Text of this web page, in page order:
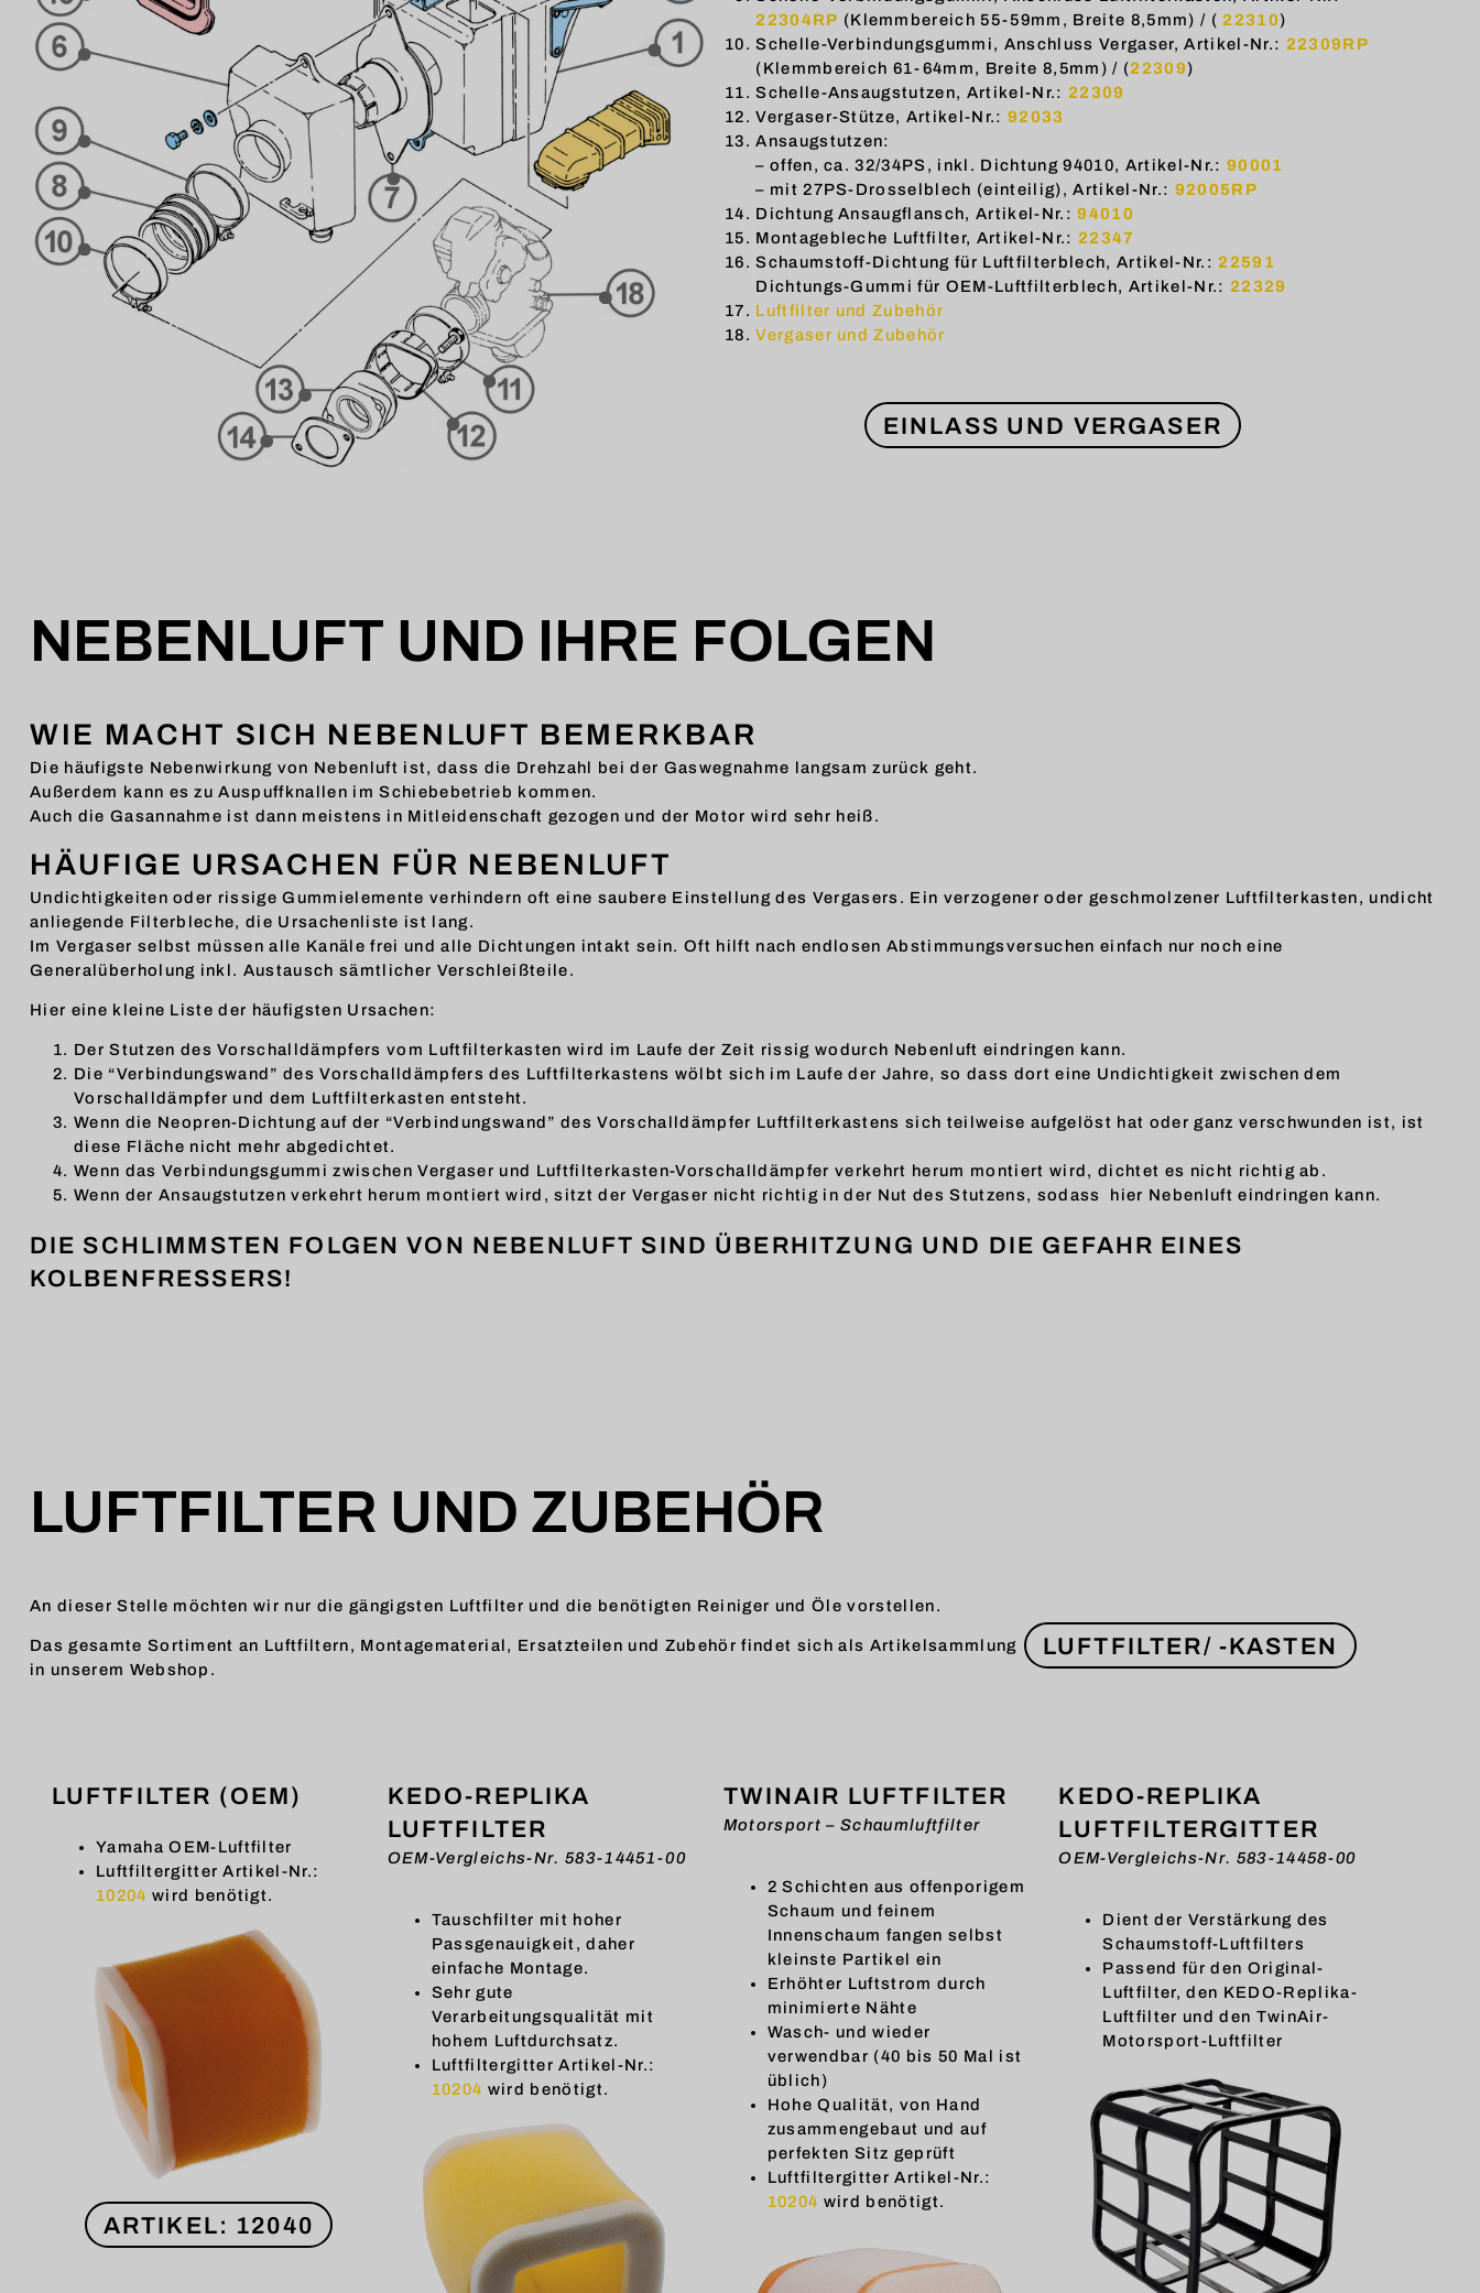
22304RP (Klemmbereich 55-59mm, Breite 8,5mm) / ( 22310)
Schelle-Verbindungsgummi, Anschluss Vergaser, Artikel-Nr.: 22309RP
(Klemmbereich 61-64mm, Breite 8,5mm) / (22309)
Schelle-Ansaugstutzen, Artikel-Nr.: 22309
Vergaser-Stütze, Artikel-Nr.:92033
Ansaugstutzen:
– offen, ca. 32/34PS, inkl. Dichtung 94010, Artikel-Nr.:90001
– mit 27PS-Drosselblech (einteilig), Artikel-Nr.: 92005RP
Dichtung Ansaugflansch, Artikel-Nr.:94010
Montagebleche Luftfilter, Artikel-Nr.: 22347
Schaumstoff-Dichtung für Luftfilterblech, Artikel-Nr.: 22591
Dichtungs-Gummi für OEM-Luftfilterblech, Artikel-Nr.: 22329
Luftfilter und Zubehör
Vergaser und Zubehör
EINLASS UND VERGASER
NEBENLUFT UND IHRE FOLGEN
WIE MACHT SICH NEBENLUFT BEMERKBAR
Die häufigste Nebenwirkung von Nebenluft ist, dass die Drehzahl bei der Gaswegnahme langsam zurück geht.
Außerdem kann es zu Auspuffknallen im Schiebebetrieb kommen.
Auch die Gasannahme ist dann meistens in Mitleidenschaft gezogen und der Motor wird sehr heiß.
HÄUFIGE URSACHEN FÜR NEBENLUFT
Undichtigkeiten oder rissige Gummielemente verhindern oft eine saubere Einstellung des Vergasers. Ein verzogener oder geschmolzener Luftfilterkasten, undicht
anliegende Filterbleche, die Ursachenliste ist lang.
Im Vergaser selbst müssen alle Kanäle frei und alle Dichtungen intakt sein. Oft hilft nach endlosen Abstimmungsversuchen einfach nur noch eine
Generalüberholung inkl. Austausch sämtlicher Verschleißteile.
Hier eine kleine Liste der häufigsten Ursachen:
Der Stutzen des Vorschalldämpfers vom Luftfilterkasten wird im Laufe der Zeit rissig wodurch Nebenluft eindringen kann.
Die “Verbindungswand” des Vorschalldämpfers des Luftfilterkastens wölbt sich im Laufe der Jahre, so dass dort eine Undichtigkeit zwischen dem
Vorschalldämpfer und dem Luftfilterkasten entsteht.
Wenn die Neopren-Dichtung auf der “Verbindungswand” des Vorschalldämpfer Luftfilterkastens sich teilweise aufgelöst hat oder ganz verschwunden ist, ist
diese Fläche nicht mehr abgedichtet.
Wenn das Verbindungsgummi zwischen Vergaser und Luftfilterkasten-Vorschalldämpfer verkehrt herum montiert wird, dichtet es nicht richtig ab.
Wenn der Ansaugstutzen verkehrt herum montiert wird, sitzt der Vergaser nicht richtig in der Nut des Stutzens, sodass hier Nebenluft eindringen kann.
DIE SCHLIMMSTEN FOLGEN VON NEBENLUFT SIND ÜBERHITZUNG UND DIE GEFAHR EINES
KOLBENFRESSERS!
LUFTFILTER UND ZUBEHÖR
An dieser Stelle möchten wir nur die gängigsten Luftfilter und die benötigten Reiniger und Öle vorstellen.
Das gesamte Sortiment an Luftfiltern, Montagematerial, Ersatzteilen und Zubehör findet sich als Artikelsammlung
in unserem Webshop.
LUFTFILTER/ -KASTEN
LUFTFILTER (OEM)
Yamaha OEM-Luftfilter
Luftfiltergitter Artikel-Nr.:
10204 wird benötigt.
ARTIKEL: 12040
KEDO-REPLIKA
LUFTFILTER
OEM-Vergleichs-Nr. 583-14451-00
Tauschfilter mit hoher
Passgenauigkeit, daher
einfache Montage.
Sehr gute
Verarbeitungsqualität mit
hohem Luftdurchsatz.
Luftfiltergitter Artikel-Nr.:
10204 wird benötigt.
TWINAIR LUFTFILTER
Motorsport – Schaumluftfilter
2 Schichten aus offenporigem
Schaum und feinem
Innenschaum fangen selbst
kleinste Partikel ein
Erhöhter Luftstrom durch
minimierte Nähte
Wasch- und wieder
verwendbar (40 bis 50 Mal ist
üblich)
Hohe Qualität, von Hand
zusammengebaut und auf
perfekten Sitz geprüft
Luftfiltergitter Artikel-Nr.:
10204 wird benötigt.
KEDO-REPLIKA
LUFTFILTERGITTER
OEM-Vergleichs-Nr. 583-14458-00
Dient der Verstärkung des
Schaumstoff-Luftfilters
Passend für den Original-
Luftfilter, den KEDO-Replika-
Luftfilter und den TwinAir-
Motorsport-Luftfilter